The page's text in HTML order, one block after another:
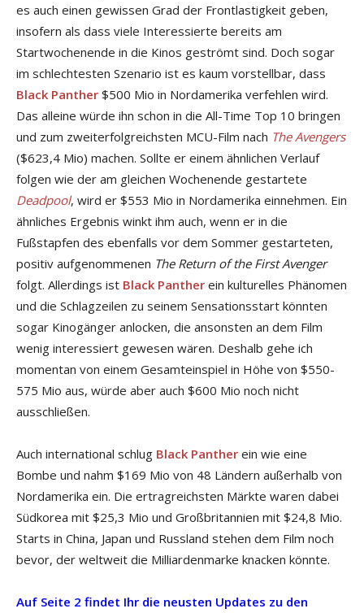
es auch einen gewissen Grad der Frontlastigkeit geben,
insofern als dass viele Interessierte bereits am
Startwochenende in die Kinos geströmt sind. Doch sogar
im schlechtesten Szenario ist es kaum vorstellbar, dass
Black Panther $500 Mio in Nordamerika verfehlen wird.
Das alleine würde ihn schon in die All-Time Top 10 bringen
und zum zweiterfolgreichsten MCU-Film nach The Avengers
($623,4 Mio) machen. Sollte er einem ähnlichen Verlauf
folgen wie der am gleichen Wochenende gestartete
Deadpool, wird er $553 Mio in Nordamerika einnehmen. Ein
ähnliches Ergebnis winkt ihm auch, wenn er in die
Fußstapfen des ebenfalls vor dem Sommer gestarteten,
positiv aufgenommenen The Return of the First Avenger
folgt. Allerdings ist Black Panther ein kulturelles Phänomen
und die Schlagzeilen zu seinem Sensationsstart könnten
sogar Kinogänger anlocken, die ansonsten an dem Film
wenig interessiert gewesen wären. Deshalb gehe ich
momentan von einem Gesamteinspiel in Höhe von $550-
575 Mio aus, würde aber auch $600 Mio noch nicht
ausschließen.
Auch international schlug Black Panther ein wie eine
Bombe und nahm $169 Mio von 48 Ländern außerhalb von
Nordamerika ein. Die ertragreichsten Märkte waren dabei
Südkorea mit $25,3 Mio und Großbritannien mit $24,8 Mio.
Starts in China, Japan und Russland stehen dem Film noch
bevor, der weltweit die Milliardenmarke knacken könnte.
Auf Seite 2 findet Ihr die neusten Updates zu den